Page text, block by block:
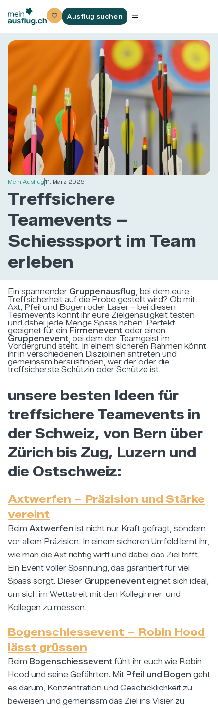
Ausflug suchen
Mein Ausflug11. März 2026
Treffsichere
Teamevents –
Schiesssport im Team
erleben
Ein spannender Gruppenausflug, bei dem eure
Treffsicherheit auf die Probe gestellt wird? Ob mit
Axt, Pfeil und Bogen oder Laser – bei diesen
Teamevents könnt ihr eure Zielgenauigkeit testen
und dabei jede Menge Spass haben. Perfekt
geeignet für ein Firmenevent oder einen
Gruppenevent, bei dem der Teamgeist im
Vordergrund steht. In einem sicheren Rahmen könnt
ihr in verschiedenen Disziplinen antreten und
gemeinsam herausfinden, wer der oder die
treffsicherste Schützin oder Schütze ist.
unsere besten Ideen für
treffsichere Teamevents in
der Schweiz, von Bern über
Zürich bis Zug, Luzern und
die Ostschweiz:
Axtwerfen – Präzision und Stärke
vereint
Beim Axtwerfen ist nicht nur Kraft gefragt, sondern
vor allem Präzision. In einem sicheren Umfeld lernt ihr,
wie man die Axt richtig wirft und dabei das Ziel trifft.
Ein Event voller Spannung, das garantiert für viel
Spass sorgt. Dieser Gruppenevent eignet sich ideal,
um sich im Wettstreit mit den Kolleginnen und
Kollegen zu messen.
Bogenschiessevent – Robin Hood
lässt grüssen
Beim Bogenschiessevent fühlt ihr euch wie Robin
Hood und seine Gefährten. Mit Pfeil und Bogen geht
es darum, Konzentration und Geschicklichkeit zu
beweisen und gemeinsam das Ziel ins Visier zu